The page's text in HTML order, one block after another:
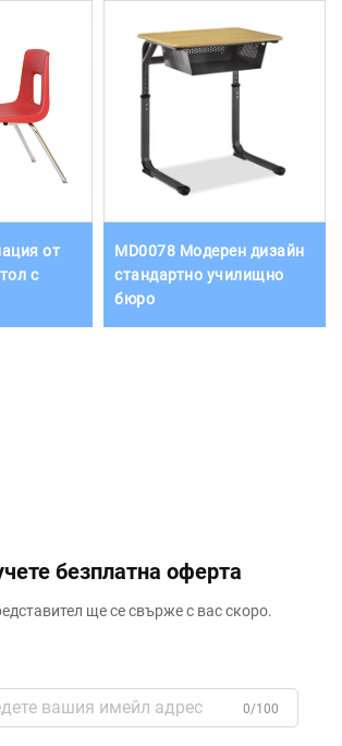
от
с
MD0078 Модерен дизайн
стандартно училищно
бюро
безплатна оферта
ще се свърже с вас скоро.
0/100